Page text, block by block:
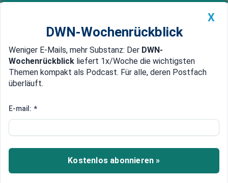
Newsticker MEIN DWN: Geldanlage Premium
Edelmetalle DWN-Magazin China
Eine Million reicht nicht für
Millionäre nicht frei sind
Viele träumen vom sorgenfreien Leben mit einem
Millionenvermögen – doch das ist oft nur eine
X
DWN-Wochenrückblick
Weniger E-Mails, mehr Substanz: Der DWN-
Wochenrückblick liefert 1x/Woche die wichtigsten
Themen kompakt als Podcast. Für alle, deren Postfach
überläuft.
E-mail: *
Kostenlos abonnieren »